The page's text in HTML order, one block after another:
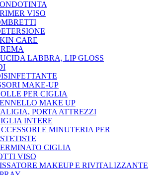
VISO
CARE
LABBRA, LIP GLOSS
MAKE-UP
PER CIGLIA
MAKE UP
PORTA ATTREZZI
INTERE
E MINUTERIA PER
CIGLIA
VISO
MAKEUP E RIVITALIZZANTE